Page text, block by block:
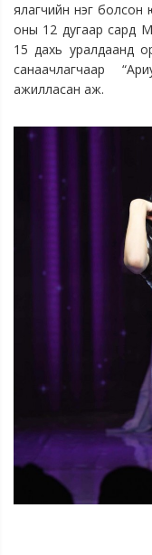
ялагчийн нэг болсон
оны 12 дугаар сард
15 дахь уралдаанд
санаачлагчаар
ажилласан аж.